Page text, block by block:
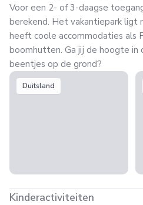
Voor een 2- of 3-daagse
berekend. Het vakantiepark ligt
heeft coole accommodaties als
boomhutten. Ga jij de hoogte
beentjes op de grond?
Duitsland
Kinderactiviteiten